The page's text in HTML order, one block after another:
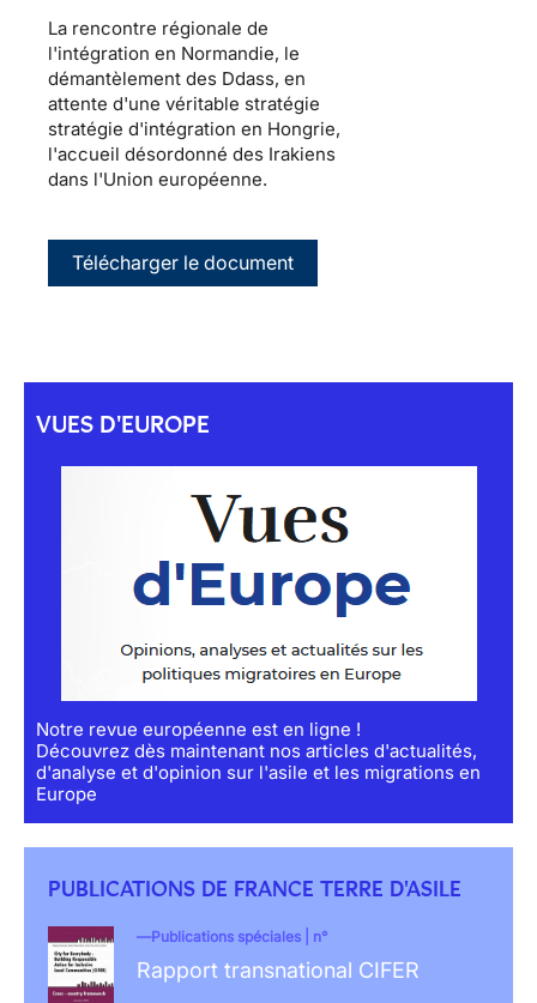
La rencontre régionale de
l'intégration en Normandie, le
démantèlement des Ddass, en
attente d'une véritable stratégie
stratégie d'intégration en Hongrie,
l'accueil désordonné des Irakiens
dans l'Union européenne.
Télécharger le document
VUES D'EUROPE
Notre revue européenne est en ligne !
Découvrez dès maintenant nos articles d'actualités,
d'analyse et d'opinion sur l'asile et les migrations en
Europe
PUBLICATIONS DE FRANCE TERRE D'ASILE
Publications spéciales | n°
Rapport transnational CIFER